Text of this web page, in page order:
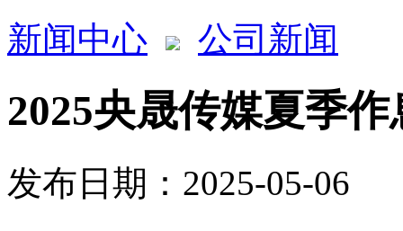
新闻中心 公司新闻
2025央晟传媒夏季
发布日期：2025-05-06